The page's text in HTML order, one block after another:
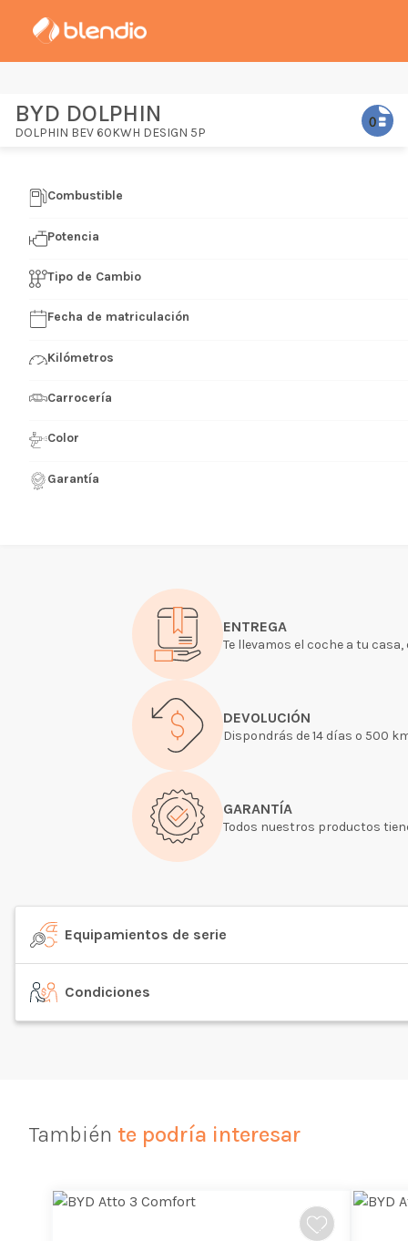
BYD DOLPHIN
DOLPHIN BEV 60KWH DESIGN 5P
ENTREGA
Te llevamos el coche a tu
DEVOLUCIÓN
Dispondrás de 14 días o 500
GARANTÍA
Todos nuestros productos
Equipamientos de serie
Condiciones
Combustible
Potencia
Tipo de Cambio
Fecha de matriculación
Kilómetros
Carrocería
Color
Garantía
También te podría interesar